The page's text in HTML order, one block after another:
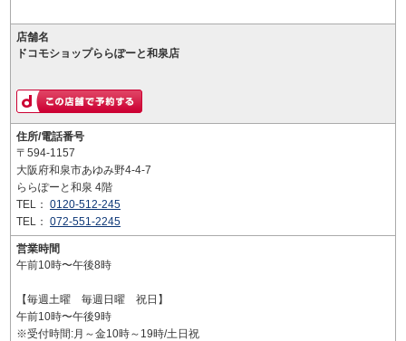
店舗名
ドコモショップららぽーと和泉店
住所/電話番号
〒594-1157
大阪府和泉市あゆみ野4-4-7
ららぽーと和泉 4階
TEL： 0120-512-245
TEL： 072-551-2245
営業時間
午前10時〜午後8時
【毎週土曜 毎週日曜 祝日】
午前10時〜午後9時
※受付時間:月～金10時～19時/土日祝